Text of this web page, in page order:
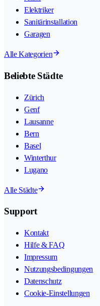
Elektriker
Sanitärinstallation
Garagen
Alle Kategorien
Beliebte Städte
Zürich
Genf
Lausanne
Bern
Basel
Winterthur
Lugano
Alle Städte
Support
Kontakt
Hilfe & FAQ
Impressum
Nutzungsbedingungen
Datenschutz
Cookie-Einstellungen